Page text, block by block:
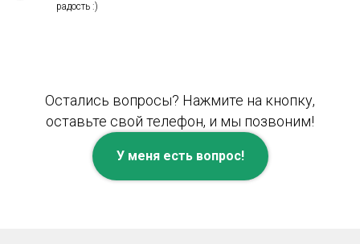
радость :)
Остались вопросы? Нажмите на кнопку,
оставьте свой телефон, и мы позвоним!
У меня есть вопрос!